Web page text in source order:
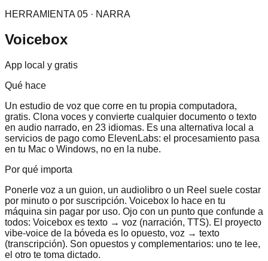
HERRAMIENTA 05 · NARRA
Voicebox
App local y gratis
Qué hace
Un estudio de voz que corre en tu propia computadora,
gratis. Clona voces y convierte cualquier documento o texto
en audio narrado, en 23 idiomas. Es una alternativa local a
servicios de pago como ElevenLabs: el procesamiento pasa
en tu Mac o Windows, no en la nube.
Por qué importa
Ponerle voz a un guion, un audiolibro o un Reel suele costar
por minuto o por suscripción. Voicebox lo hace en tu
máquina sin pagar por uso. Ojo con un punto que confunde a
todos: Voicebox es texto → voz (narración, TTS). El proyecto
vibe-voice de la bóveda es lo opuesto, voz → texto
(transcripción). Son opuestos y complementarios: uno te lee,
el otro te toma dictado.